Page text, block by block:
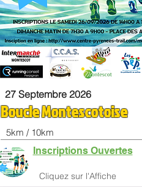
27 Septembre 2026
Boucle Montescotoise
5km / 10km
Inscriptions Ouvertes
Cliquez sur l'Affiche